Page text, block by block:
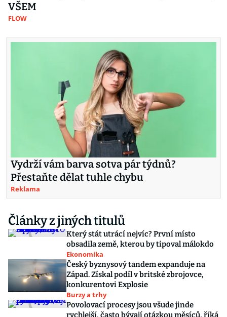
VŠEM
FLOW
Vydrží vám barva sotva pár týdnů?
Přestaňte dělat tuhle chybu
Reklama
Články z jiných titulů
Který stát utrácí nejvíc? První místo
obsadila země, kterou by tipoval málokdo
Ekonomika
Český byznysový tandem expanduje na
Západ. Získal podíl v britské zbrojovce,
konkurentovi Explosie
Burzy a trhy
Povolovací procesy jsou všude jinde
rychlejší, často bývají otázkou měsíců, říká